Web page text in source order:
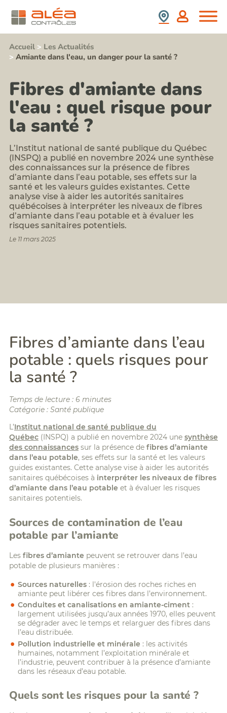
d'amiante
Contrôle
de
présence
de
plomb
Repérage
termites
avant
démolition
Repérages
et
HAP
avant
travaux
sur
enrobés
Repérages
autres
polluants
du
:
de
Diagnostic
Diagnostics
Déchets
PEMD
prix,
Formation
information
risque
amiante
pour
les
acteurs
du
Formation
risque
plomb
Formation
risque
silice
et
poussières
inhalables
Formation
assistant/assistante
Nous
Rejoindre
Stagiaires,
Partenaires,
Collaborateurs
Contrôles
Nos
Valeurs
Contact
Notre
RSE
France
Espagne
Accueil > Les Actualités
> Amiante dans l'eau, un danger pour la santé ?
Fibres d'amiante dans
l'eau : quel risque pour
la santé ?
L’Institut national de santé publique du Québec
(INSPQ) a publié en novembre 2024 une synthèse
des connaissances sur la présence de fibres
d’amiante dans l’eau potable, ses effets sur la
santé et les valeurs guides existantes. Cette
analyse vise à aider les autorités sanitaires
québécoises à interpréter les niveaux de fibres
d’amiante dans l’eau potable et à évaluer les
risques sanitaires potentiels.
Le 11 mars 2025
Fibres d’amiante dans l’eau
potable : quels risques pour
la santé ?
Temps de lecture : 6 minutes
Catégorie : Santé publique
L’Institut national de santé publique du
Québec (INSPQ) a publié en novembre 2024 une synthèse
des connaissances sur la présence de fibres d’amiante
dans l’eau potable, ses effets sur la santé et les valeurs
guides existantes. Cette analyse vise à aider les autorités
sanitaires québécoises à interpréter les niveaux de fibres
d’amiante dans l’eau potable et à évaluer les risques
sanitaires potentiels.
Sources de contamination de l’eau
potable par l’amiante
Les fibres d’amiante peuvent se retrouver dans l’eau
potable de plusieurs manières :
Sources naturelles : l'érosion des roches riches en
amiante peut libérer ces fibres dans l’environnement.
Conduites et canalisations en amiante-ciment :
largement utilisées jusqu’aux années 1970, elles peuvent
se dégrader avec le temps et relarguer des fibres dans
l’eau distribuée.
Pollution industrielle et minérale : les activités
humaines, notamment l’exploitation minérale et
l’industrie, peuvent contribuer à la présence d’amiante
dans les réseaux d’eau potable.
Quels sont les risques pour la santé ?